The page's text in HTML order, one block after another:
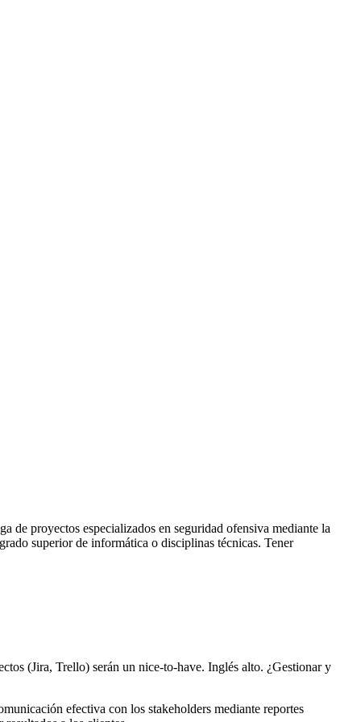
de proyectos especializados en seguridad ofensiva mediante la
superior de informática o disciplinas técnicas. Tener
(Jira, Trello) serán un nice-to-have. Inglés alto. ¿Gestionar y
efectiva con los stakeholders mediante reportes